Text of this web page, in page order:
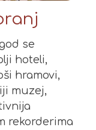
se
hoteli,
hramovi,
muzej,
rekorderima